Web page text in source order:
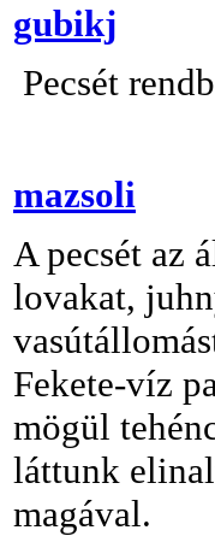
gubikj
Pecsét
mazsoli
A pecsét az
lovakat,
Fekete-víz
mögül
láttunk
magával.